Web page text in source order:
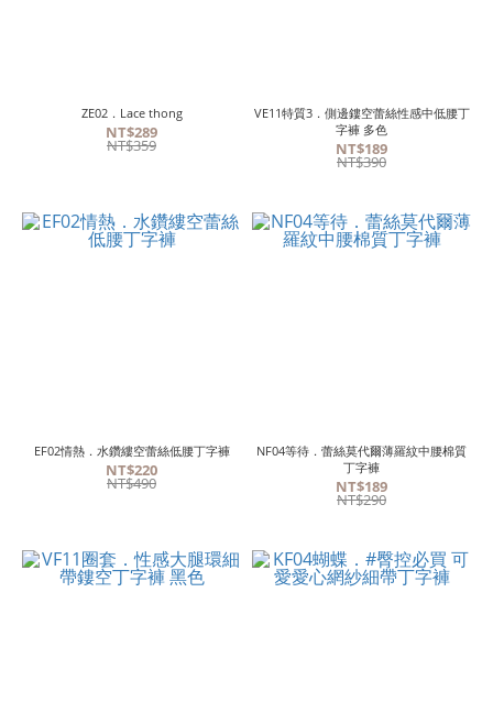
ZE02．Lace thong
NT$289
NT$359
VE11特質3．側邊鏤空蕾絲性感中低腰丁
字褲 多色
NT$189
NT$390
EF02情熱．水鑽縷空蕾絲低腰丁字褲
NT$220
NT$490
NF04等待．蕾絲莫代爾薄羅紋中腰棉質
丁字褲
NT$189
NT$290